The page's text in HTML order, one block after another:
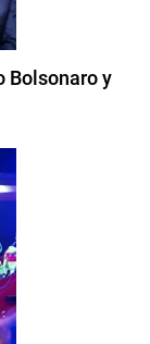
Bolsonaro y